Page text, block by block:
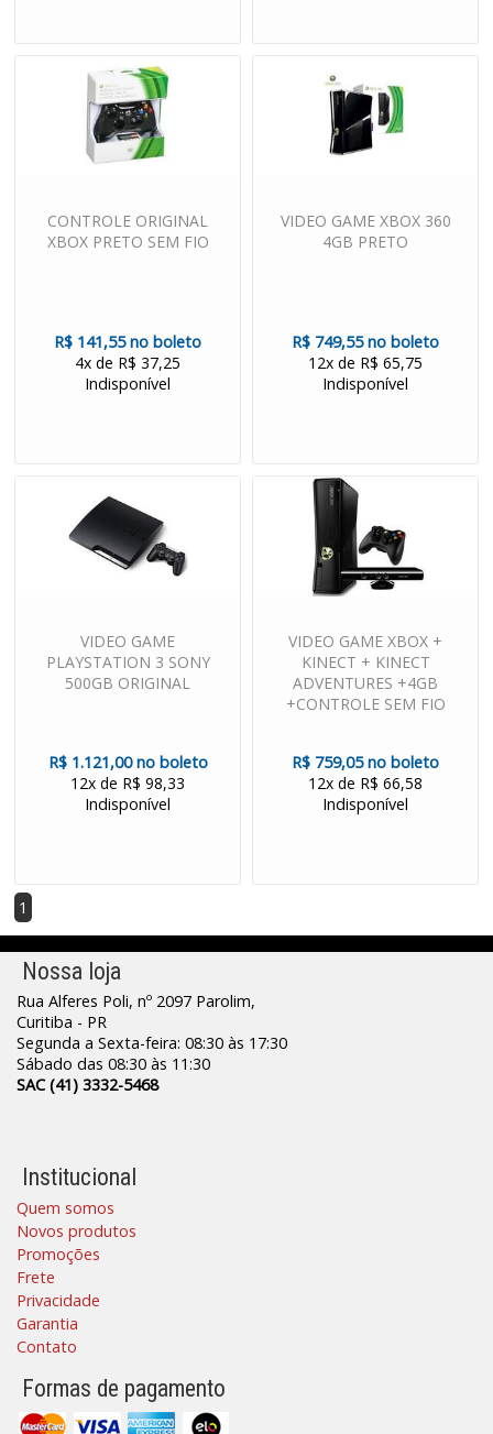
CONTROLE ORIGINAL
XBOX PRETO SEM FIO
R$ 141,55 no boleto
4x de R$ 37,25
Indisponível
VIDEO GAME XBOX 360
4GB PRETO
R$ 749,55 no boleto
12x de R$ 65,75
Indisponível
VIDEO GAME
PLAYSTATION 3 SONY
500GB ORIGINAL
R$ 1.121,00 no boleto
12x de R$ 98,33
Indisponível
VIDEO GAME XBOX +
KINECT + KINECT
ADVENTURES +4GB
+CONTROLE SEM FIO
R$ 759,05 no boleto
12x de R$ 66,58
Indisponível
1
Nossa loja
Rua Alferes Poli, nº 2097 Parolim,
Curitiba - PR
Segunda a Sexta-feira: 08:30 às 17:30
Sábado das 08:30 às 11:30
SAC (41) 3332-5468
Institucional
Quem somos
Novos produtos
Promoções
Frete
Privacidade
Garantia
Contato
Formas de pagamento